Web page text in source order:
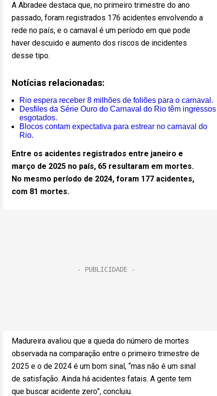
A Abradee destaca que, no primeiro trimestre do ano
passado, foram registrados 176 acidentes envolvendo a
rede no país, e o carnaval é um período em que pode
haver descuido e aumento dos riscos de incidentes
desse tipo.
Notícias relacionadas:
Rio espera receber 8 milhões de foliões para o carnaval.
Desfiles da Série Ouro do Carnaval do Rio têm ingressos
esgotados.
Blocos contam expectativa para estrear no carnaval do
Rio.
Entre os acidentes registrados entre janeiro e
março de 2025 no país, 65 resultaram em mortes.
No mesmo período de 2024, foram 177 acidentes,
com 81 mortes.
Madureira avaliou que a queda do número de mortes
observada na comparação entre o primeiro trimestre de
2025 e o de 2024 é um bom sinal, “mas não é um sinal
de satisfação. Ainda há acidentes fatais. A gente tem
que buscar acidente zero”, concluiu.